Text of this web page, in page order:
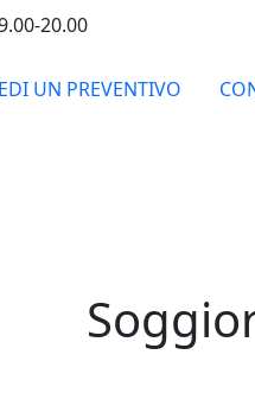
20.00
UN PREVENTIVO